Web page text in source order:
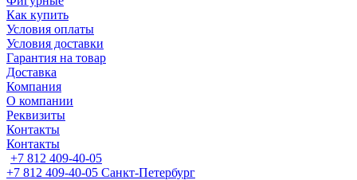
Как купить
Условия оплаты
Условия доставки
Гарантия на товар
Доставка
Компания
О компании
Реквизиты
Контакты
Контакты
+7 812 409-40-05
+7 812 409-40-05 Санĸт-Петербург